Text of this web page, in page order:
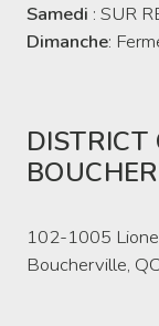
Samedi : SUR
Dimanche:
DISTRICT
102-1005
Boucherville,